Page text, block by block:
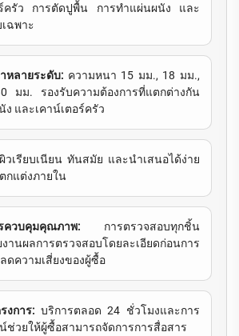
ร์ครัว การตัดปูพื้น การทำแผ่นผนัง และ
ฉพาะ
หลายระดับ: ความหนา 15 มม., 18 มม.,
ม. รองรับความต้องการที่แตกต่างกัน
และเคาน์เตอร์ครัว
วเรียบเนียน ทันสมัย และนำเสนอได้ง่าย
กแต่งภายใน
รควบคุมคุณภาพ: การตรวจสอบทุกชิ้น
นผลการตรวจสอบโดยละเอียดก่อนการ
ดความเสี่ยงของผู้ซื้อ
งการ: บริการตลอด 24 ชั่วโมงและการ
วยให้ผู้ซื้อสามารถจัดการการสื่อสาร